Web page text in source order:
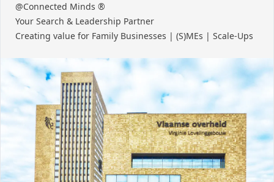
@Connected Minds ®
Your Search & Leadership Partner
Creating value for Family Businesses | (S)MEs | Scale-Ups